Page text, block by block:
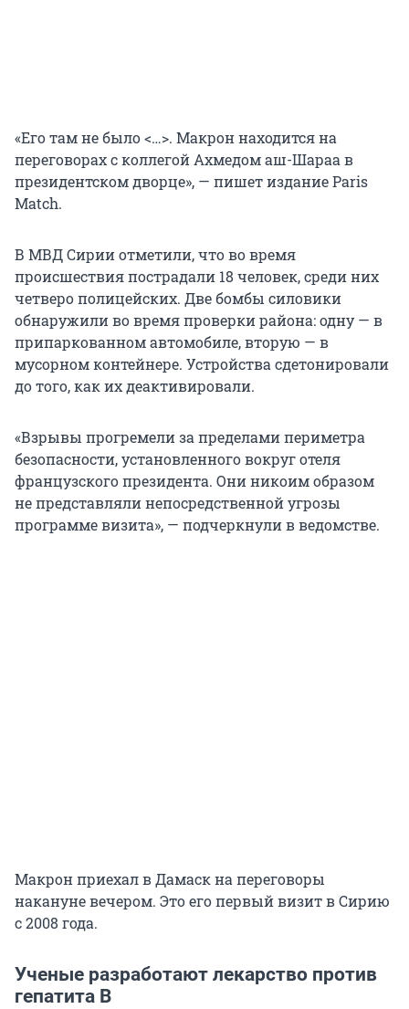
«Его там не было <…>. Макрон находится на
переговорах с коллегой Ахмедом аш-Шараа в
президентском дворце», — пишет издание Paris
Match.
В МВД Сирии отметили, что во время
происшествия пострадали 18 человек, среди них
четверо полицейских. Две бомбы силовики
обнаружили во время проверки района: одну — в
припаркованном автомобиле, вторую — в
мусорном контейнере. Устройства сдетонировали
до того, как их деактивировали.
«Взрывы прогремели за пределами периметра
безопасности, установленного вокруг отеля
французского президента. Они никоим образом
не представляли непосредственной угрозы
программе визита», — подчеркнули в ведомстве.
Макрон приехал в Дамаск на переговоры
накануне вечером. Это его первый визит в Сирию
с 2008 года.
Ученые разработают лекарство против
гепатита B